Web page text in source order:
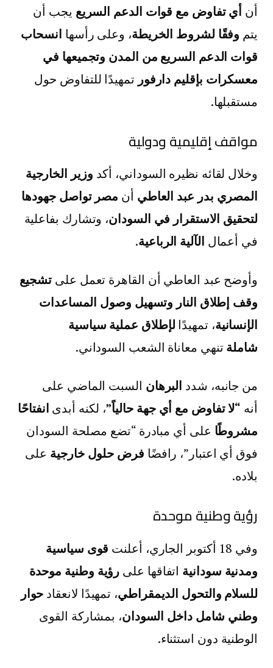
أن أي تفاوض مع قوات الدعم السريع يجب أن
يتم وفقًا لشروط الخريطة، وعلى رأسها انسحاب
قوات الدعم السريع من المدن وتجميعها في
معسكرات بإقليم دارفور تمهيدًا للتفاوض حول
مستقبلها.
مواقف إقليمية ودولية
وخلال لقائه نظيره السوداني، أكد وزير الخارجية
المصري بدر عبد العاطي أن مصر تواصل جهودها
لتحقيق الاستقرار في السودان، وتشارك بفاعلية
في أعمال الآلية الرباعية.
وأوضح عبد العاطي أن القاهرة تعمل على تشجيع
وقف إطلاق النار وتسهيل وصول المساعدات
الإنسانية، تمهيدًا لإطلاق عملية سياسية
شاملة تنهي معاناة الشعب السوداني.
من جانبه، شدد البرهان السبت الماضي على
أنه “لا تفاوض مع أي جهة حالياً”، لكنه أبدى انفتاحًا
مشروطًا على أي مبادرة “تضع مصلحة السودان
فوق أي اعتبار”، رافضًا فرض حلول خارجية على
بلاده.
رؤية وطنية موحدة
وفي 18 أكتوبر الجاري، أعلنت
قوى سياسية
ومدنية سودانية اتفاقها على رؤية وطنية موحدة
للسلام والتحول الديمقراطي، تمهيدًا لانعقاد حوار
وطني شامل داخل السودان، بمشاركة القوى
الوطنية دون استثناء.